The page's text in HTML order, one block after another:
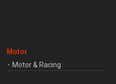
Motor
Motor & Racing